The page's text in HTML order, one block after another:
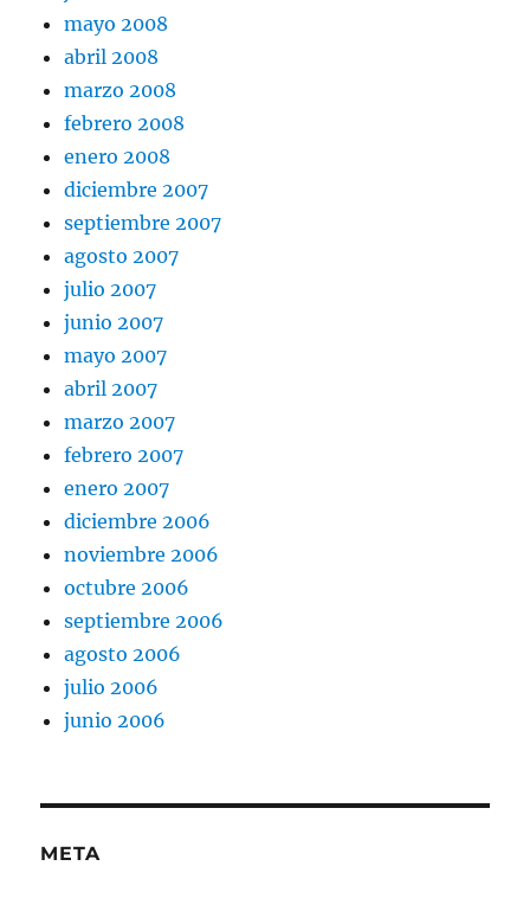
mayo 2008
abril 2008
marzo 2008
febrero 2008
enero 2008
diciembre 2007
septiembre 2007
agosto 2007
julio 2007
junio 2007
mayo 2007
abril 2007
marzo 2007
febrero 2007
enero 2007
diciembre 2006
noviembre 2006
octubre 2006
septiembre 2006
agosto 2006
julio 2006
junio 2006
META